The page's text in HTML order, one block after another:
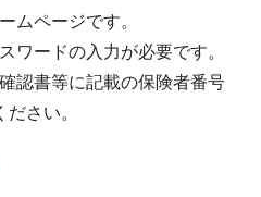
ムページです。
ワードの入力が必要です。
認書等に記載の保険者番号
さい。